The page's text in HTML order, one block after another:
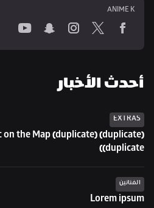
ANIME K
أحدث الأخبار
EXTRAS
(duplicate)
الفنانين
Lorem ipsum